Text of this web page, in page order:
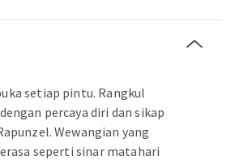
setiap pintu. Rangkul
percaya diri dan sikap
Wewangian yang
seperti sinar matahari